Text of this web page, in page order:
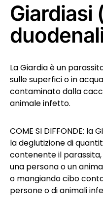
Giardiasi
La Giardia è un
sulle superfici o in
contaminato dalla
animale infetto.
COME SI DIFFONDE:
la deglutizione di
contenente il
una persona o un
o mangiando cibo
persone o di animali